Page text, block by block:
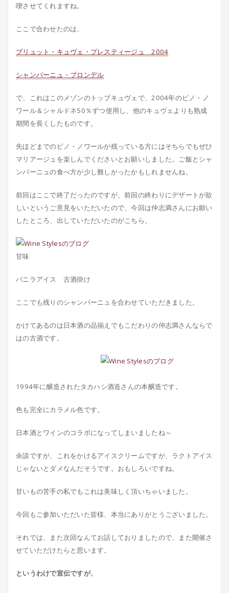
喫させてくれますね。
ここで合わせたのは、
ブリュット・キュヴェ・プレスティージュ 2004
シャンパーニュ・ブロンデル
で、これはこのメゾンのトップキュヴェで、2004年のピノ・ノ
ワール＆シャルドネ50％ずつ使用し、他のキュヴェよりも熟成
期間を長くしたものです。
先ほどまでのピノ・ノワールが残っている方にはそちらでもぜひ
マリアージュを楽しんでくださいとお願いしました。ご飯とシャ
ンパーニュの食べ方が少し難しかったかもしれませんね。
前回はここで終了だったのですが、前回の終わりにデザートが欲
しいというご意見をいただいたので、今回は仲志満さんにお願い
したところ、出していただいたのがこちら。
甘味
バニラアイス 古酒掛け
ここでも残りのシャンパーニュを合わせていただきました。
かけてあるのは日本酒の品揃えでもこだわりの仲志満さんならで
はの古酒です。
1994年に醸造されたタカハシ酒造さんの本醸造です。
色も完全にカラメル色です。
日本酒とワインのコラボになってしまいましたね～
余談ですが、これをかけるアイスクリームですが、ラクトアイス
じゃないとダメなんだそうです。おもしろいですね。
甘いもの苦手の私でもこれは美味しく頂いちゃいました。
今回もご参加いただいた皆様、本当にありがとうございました。
それでは、また次回なんてお話しておりましたので、また開催さ
せていただけたらと思います。
というわけで宣伝ですが、